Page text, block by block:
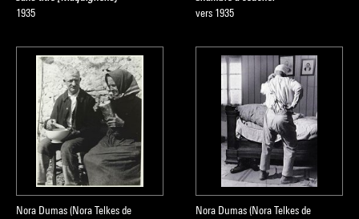
1935
vers 1935
Nora Dumas (Nora Telkes de
Nora Dumas (Nora Telkes de